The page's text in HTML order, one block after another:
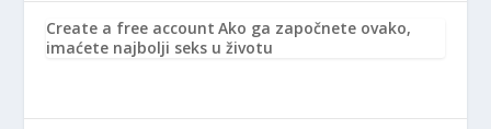
Create a free account Ako ga započnete ovako,
imaćete najbolji seks u životu